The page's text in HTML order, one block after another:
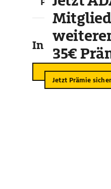
In der35€
Jetzt Prämie